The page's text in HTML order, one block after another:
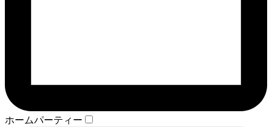
ホームパーティー